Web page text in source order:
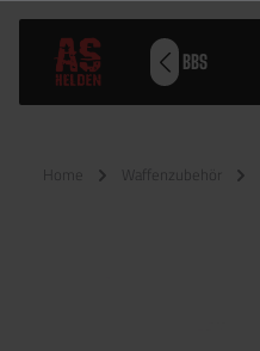
WAFFEN BBS
Home Waffenzubehör